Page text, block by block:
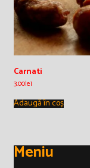
Carnati
3.00lei
Adaugă în coș
Meniu